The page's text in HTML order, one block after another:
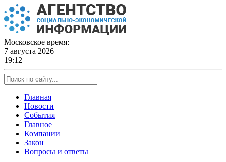
Skip
to
content
Московское время:
7 августа 2026
19:12
Главная
Новости
События
Главное
Компании
Закон
Вопросы и ответы